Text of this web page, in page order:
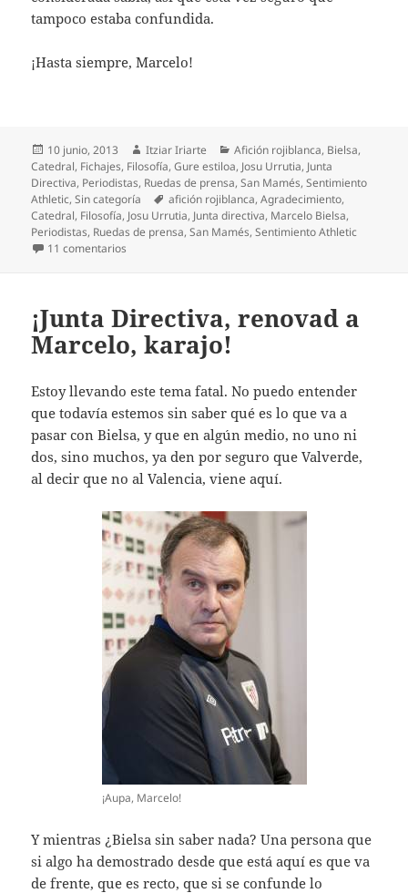
tampoco estaba confundida.
¡Hasta siempre, Marcelo!
Publicado
el
10 junio, 2013 Autor
Itziar Iriarte Categorías
Afición rojiblanca, Bielsa,
Catedral, Fichajes, Filosofía,Gure estiloa, Josu Urrutia, Junta
Directiva, Periodistas, Ruedas de prensa,San Mamés,Sentimiento
Athletic,Sin categoría Etiquetas
afición rojiblanca,Agradecimiento,
Catedral, Filosofía, Josu Urrutia, Junta directiva, Marcelo Bielsa,
Periodistas, Ruedas de prensa,San Mamés,Sentimiento Athletic
11 comentarios
¡Junta Directiva, renovad a
Marcelo, karajo!
Estoy llevando este tema fatal. No puedo entender
que todavía estemos sin saber qué es lo que va a
pasar con Bielsa, y que en algún medio, no uno ni
dos, sino muchos, ya den por seguro que Valverde,
al decir que no al Valencia, viene aquí.
¡Aupa, Marcelo!
Y mientras ¿Bielsa sin saber nada? Una persona que
si algo ha demostrado desde que está aquí es que va
de frente, que es recto, que si se confunde lo